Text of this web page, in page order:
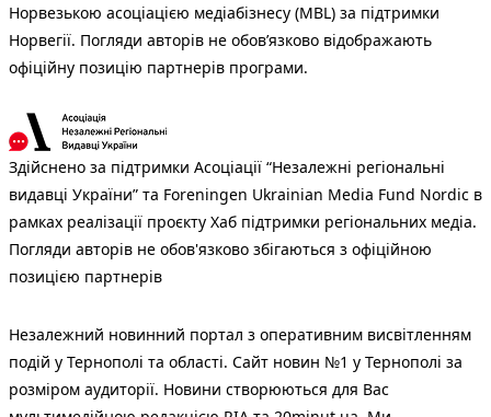
Норвезькою асоціацією медіабізнесу (MBL) за підтримки
Норвегії. Погляди авторів не обов’язково відображають
офіційну позицію партнерів програми.
Здійснено за підтримки Асоціації “Незалежні регіональні
видавці України” та Foreningen Ukrainian Media Fund Nordic в
рамках реалізації проєкту Хаб підтримки регіональних медіа.
Погляди авторів не обов'язково збігаються з офіційною
позицією партнерів
Незалежний новинний портал з оперативним висвітленням
подій у Тернополі та області. Сайт новин №1 у Тернополі за
розміром аудиторії. Новини створюються для Вас